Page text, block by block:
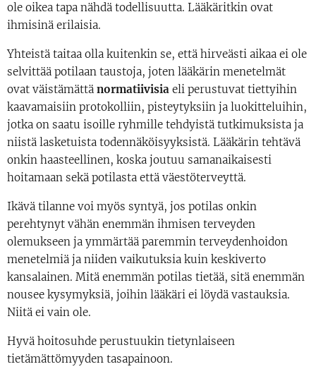
ole oikea tapa nähdä todellisuutta. Lääkäritkin ovat
ihmisinä erilaisia.
Yhteistä taitaa olla kuitenkin se, että hirveästi aikaa ei ole
selvittää potilaan taustoja, joten lääkärin menetelmät
ovat väistämättä normatiivisia eli perustuvat tiettyihin
kaavamaisiin protokolliin, pisteytyksiin ja luokitteluihin,
jotka on saatu isoille ryhmille tehdyistä tutkimuksista ja
niistä lasketuista todennäköisyyksistä. Lääkärin tehtävä
onkin haasteellinen, koska joutuu samanaikaisesti
hoitamaan sekä potilasta että väestöterveyttä.
Ikävä tilanne voi myös syntyä, jos potilas onkin
perehtynyt vähän enemmän ihmisen terveyden
olemukseen ja ymmärtää paremmin terveydenhoidon
menetelmiä ja niiden vaikutuksia kuin keskiverto
kansalainen. Mitä enemmän potilas tietää, sitä enemmän
nousee kysymyksiä, joihin lääkäri ei löydä vastauksia.
Niitä ei vain ole.
Hyvä hoitosuhde perustuukin tietynlaiseen
tietämättömyyden tasapainoon.